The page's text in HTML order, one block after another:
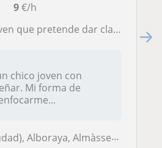
9€/h
dar clases a niños de primaria.
chico joven con
Mi forma de
Almàssera, Tavernes Blanques